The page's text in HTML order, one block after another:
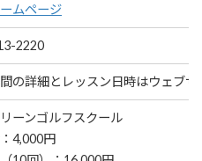
ムページ
2220
の詳細とレッスン⽇時はウェブ
ーンゴルフスクール
4,000円